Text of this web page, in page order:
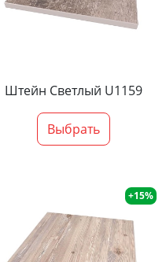
Штейн Светлый U1159
Выбрать
+15%